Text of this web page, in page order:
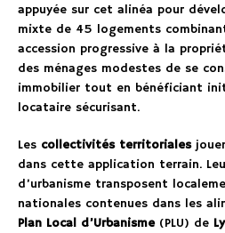
appuyée sur cet alinéa pour
mixte de 45 logements
accession progressive à la
des ménages modestes de se
immobilier tout en bénéficiant
locataire sécurisant.
Les collectivités territoriales
dans cette application terrain.
d’urbanisme transposent
nationales contenues dans les
Plan Local d’Urbanisme(PLU) de